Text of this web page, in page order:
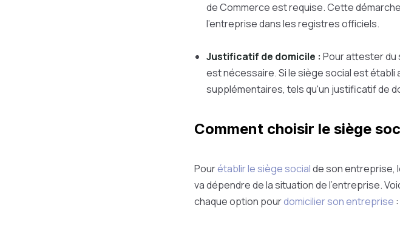
de Commerce est requise. Cette
l'entreprise dans les registres officiels.
Justificatif de domicile : Pour attester du
est nécessaire. Si le siège social est
supplémentaires, tels qu'un justificatif de
Comment choisir le siège
Pourétablir le siège socialde son entreprise,
va dépendre de la situation de l’entreprise.
chaque option pourdomicilier son entreprise :